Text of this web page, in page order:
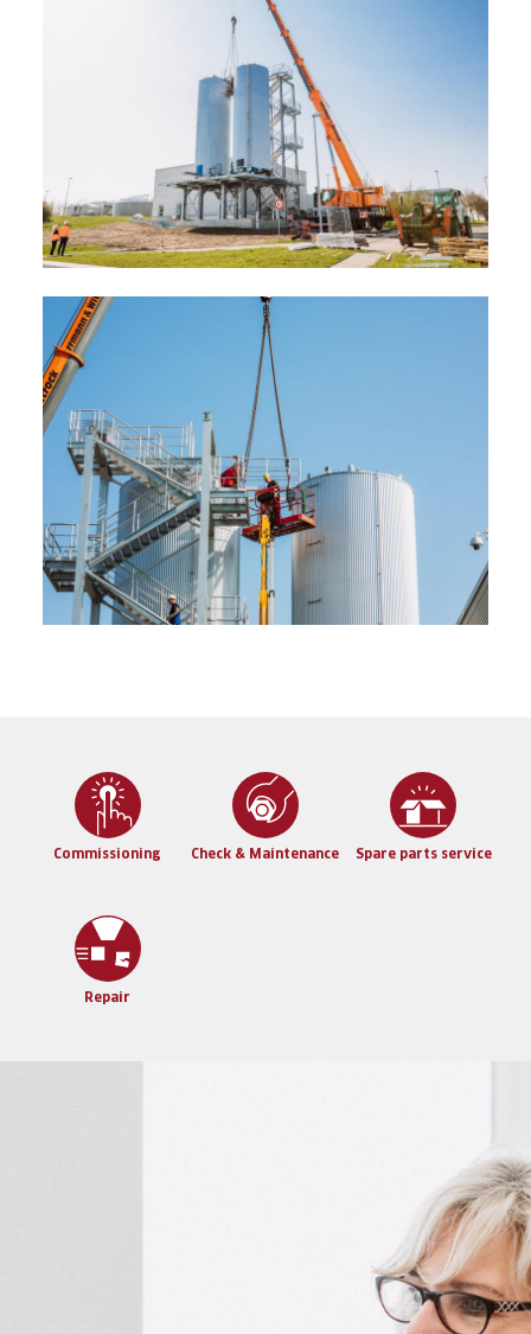
Commissioning Check & Maintenance Spare parts service
Repair